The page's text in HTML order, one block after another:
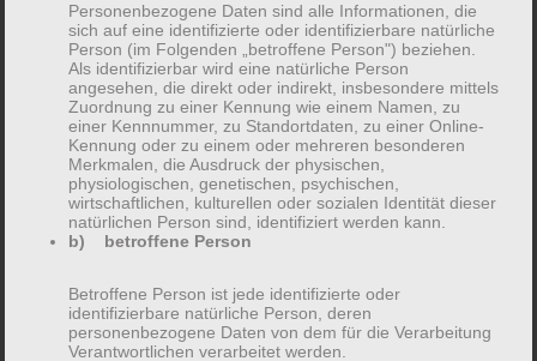
Suche
nach:
Hello world!
Personenbezogene Daten sind alle Informationen, die
sich auf eine identifizierte oder identifizierbare natürliche
Person (im Folgenden „betroffene Person") beziehen.
Als identifizierbar wird eine natürliche Person
angesehen, die direkt oder indirekt, insbesondere mittels
Zuordnung zu einer Kennung wie einem Namen, zu
einer Kennnummer, zu Standortdaten, zu einer Online-
Kennung oder zu einem oder mehreren besonderen
Merkmalen, die Ausdruck der physischen,
physiologischen, genetischen, psychischen,
wirtschaftlichen, kulturellen oder sozialen Identität dieser
natürlichen Person sind, identifiziert werden kann.
b) betroffene Person
Betroffene Person ist jede identifizierte oder
identifizierbare natürliche Person, deren
personenbezogene Daten von dem für die Verarbeitung
Verantwortlichen verarbeitet werden.